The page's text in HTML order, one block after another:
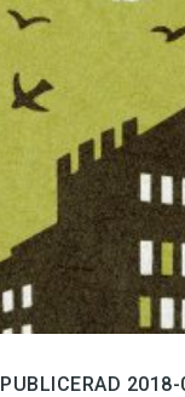
Läs
Press
PUBLICERAD